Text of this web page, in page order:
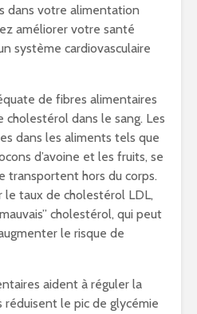
dans votre alimentation
améliorer votre santé
système cardiovasculaire
de fibres alimentaires
cholestérol dans le sang. Les
dans les aliments tels que
d’avoine et les fruits, se
transportent hors du corps.
le taux de cholestérol LDL,
cholestérol, qui peut
le risque de
aident à réguler la
réduisent le pic de glycémie